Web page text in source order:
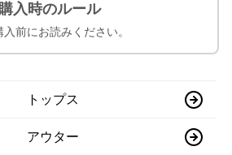
購入時のルール
入前にお読みください。
トップス
アウター